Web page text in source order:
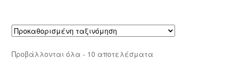
Προβάλλονται όλα - 10 αποτελέσματα